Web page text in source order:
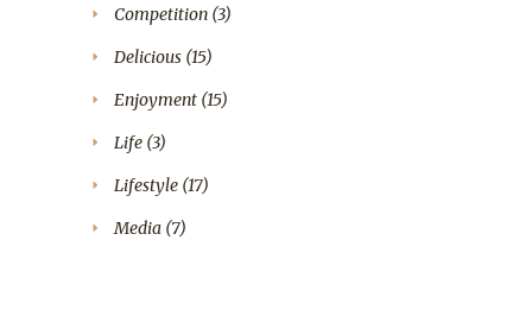
Competition (3)
Delicious (15)
Enjoyment (15)
Life (3)
Lifestyle (17)
Media (7)